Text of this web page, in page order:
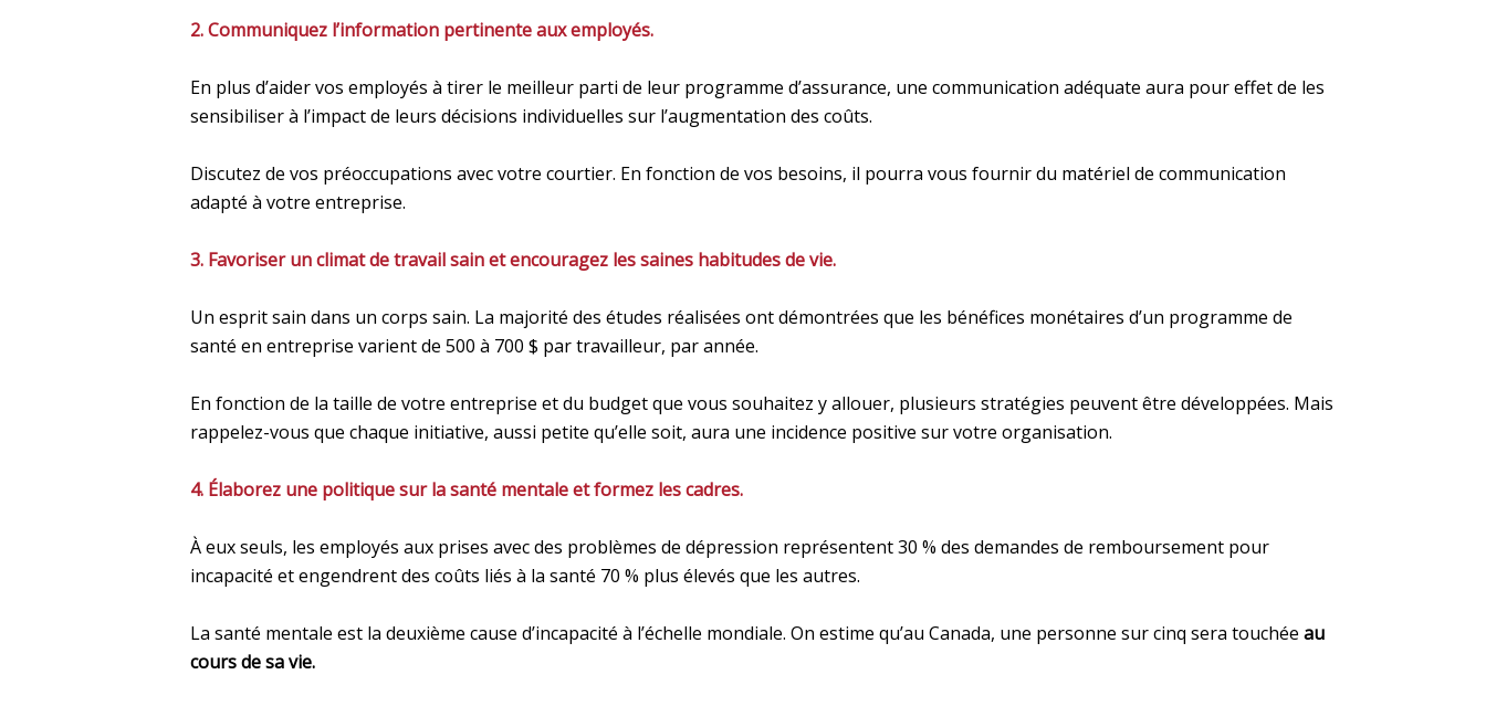
2. Communiquez l’information pertinente aux employés.
En plus d’aider vos employés à tirer le meilleur parti de leur programme d’assurance, une communication adéquate aura pour effet de les
sensibiliser à l’impact de leurs décisions individuelles sur l’augmentation des coûts.
Discutez de vos préoccupations avec votre courtier. En fonction de vos besoins, il pourra vous fournir du matériel de communication
adapté à votre entreprise.
3. Favoriser un climat de travail sain et encouragez les saines habitudes de vie.
Un esprit sain dans un corps sain. La majorité des études réalisées ont démontrées que les bénéfices monétaires d’un programme de
santé en entreprise varient de 500 à 700 $ par travailleur, par année.
En fonction de la taille de votre entreprise et du budget que vous souhaitez y allouer, plusieurs stratégies peuvent être développées. Mais
rappelez-vous que chaque initiative, aussi petite qu’elle soit, aura une incidence positive sur votre organisation.
4. Élaborez une politique sur la santé mentale et formez les cadres.
À eux seuls, les employés aux prises avec des problèmes de dépression représentent 30 % des demandes de remboursement pour
incapacité et engendrent des coûts liés à la santé 70 % plus élevés que les autres.
La santé mentale est la deuxième cause d’incapacité à l’échelle mondiale. On estime qu’au Canada, une personne sur cinq sera touchée au
cours de sa vie.